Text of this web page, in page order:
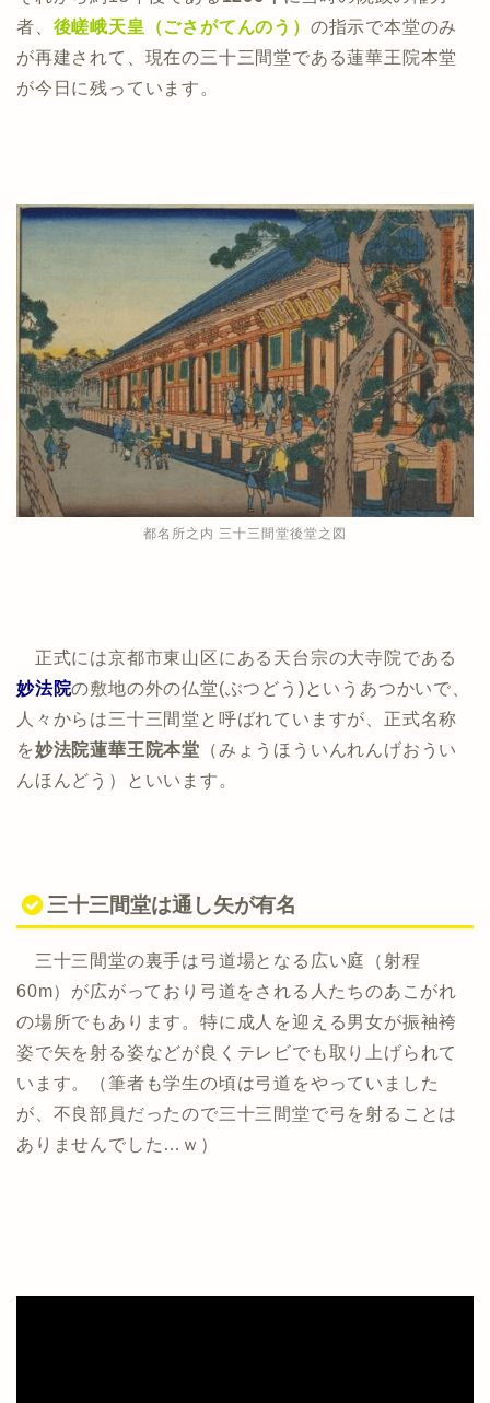
者、 後嵯峨天皇（ごさがてんのう） の指示で本堂のみ
が再建されて、現在の三十三間堂である蓮華王院本堂
が今日に残っています。
都名所之内 三十三間堂後堂之図
正式には京都市東山区にある天台宗の大寺院である
妙法院の敷地の外の仏堂(ぶつどう)というあつかいで、
人々からは三十三間堂と呼ばれていますが、正式名称
を妙法院蓮華王院本堂 （みょうほういんれんげおうい
んほんどう）といいます。
三十三間堂は通し矢が有名
三十三間堂の裏手は弓道場となる広い庭（射程
60m）が広がっており弓道をされる人たちのあこがれ
の場所でもあります。特に成人を迎える男女が振袖袴
姿で矢を射る姿などが良くテレビでも取り上げられて
います。（筆者も学生の頃は弓道をやっていました
が、不良部員だったので三十三間堂で弓を射ることは
ありませんでした…ｗ）